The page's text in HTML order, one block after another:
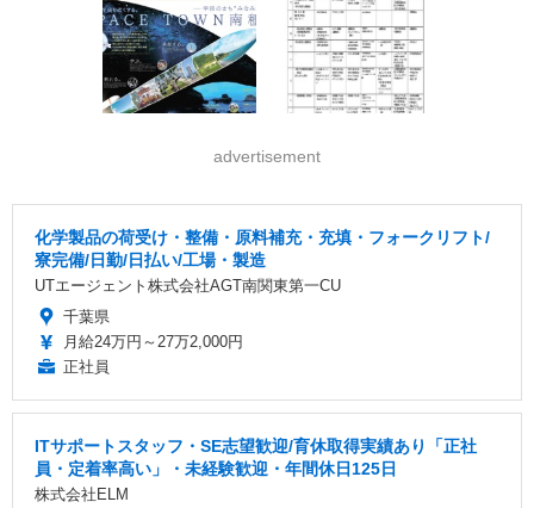
advertisement
化学製品の荷受け・整備・原料補充・充填・フォークリフト/
寮完備/日勤/日払い/工場・製造
UTエージェント株式会社AGT南関東第一CU
千葉県
月給24万円～27万2,000円
正社員
ITサポートスタッフ・SE志望歓迎/育休取得実績あり「正社
員・定着率高い」・未経験歓迎・年間休日125日
株式会社ELM